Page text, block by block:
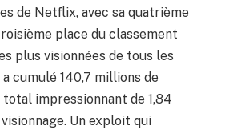
de Netflix, avec sa quatrième
place du classement
plus visionnées de tous les
cumulé 140,7 millions de
impressionnant de 1,84
Un exploit qui